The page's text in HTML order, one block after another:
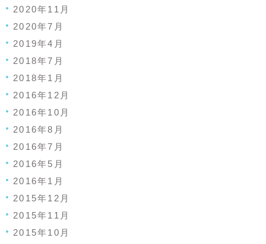
2020年11月
2020年7月
2019年4月
2018年7月
2018年1月
2016年12月
2016年10月
2016年8月
2016年7月
2016年5月
2016年1月
2015年12月
2015年11月
2015年10月